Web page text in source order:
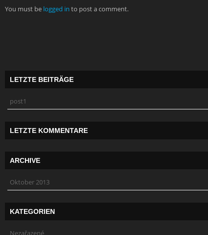
You must be logged in to post a comment.
LETZTE BEITRÄGE
post1
LETZTE KOMMENTARE
ARCHIVE
Oktober 2013
KATEGORIEN
Nezařazené